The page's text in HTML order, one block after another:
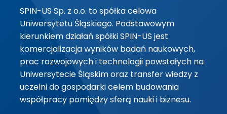
SPIN-US Sp. z o.o. to spółka celowa
Uniwersytetu Śląskiego. Podstawowym
kierunkiem działań spółki SPIN-US jest
komercjalizacja wyników badań naukowych,
prac rozwojowych i technologii powstałych na
Uniwersytecie Śląskim oraz transfer wiedzy z
uczelni do gospodarki celem budowania
współpracy pomiędzy sferą nauki i biznesu.